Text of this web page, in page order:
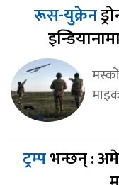
रूस-युक्रेन
ट्रम्पभन्छन् :